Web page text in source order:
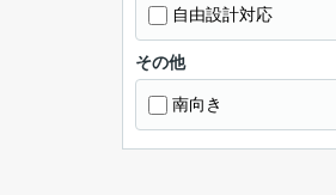
自由設計対応
その他
南向き